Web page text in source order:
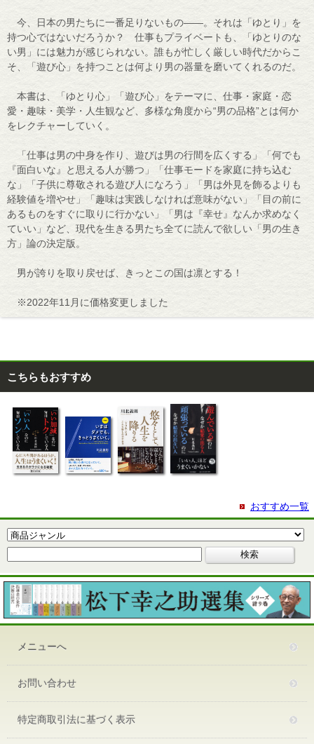
今、日本の男たちに一番足りないもの――。それは「ゆとり」を
持つ心ではないだろうか？ 仕事もプライベートも、「ゆとりのな
い男」には魅力が感じられない。誰もが忙しく厳しい時代だからこ
そ、「遊び心」を持つことは何より男の器量を磨いてくれるのだ。
本書は、「ゆとり心」「遊び心」をテーマに、仕事・家庭・恋
愛・趣味・美学・人生観など、多様な角度から“男の品格”とは何か
をレクチャーしていく。
「仕事は男の中身を作り、遊びは男の行間を広くする」「何でも
『面白いな』と思える人が勝つ」「仕事モードを家庭に持ち込む
な」「子供に尊敬される遊び人になろう」「男は外見を飾るよりも
経験値を増やせ」「趣味は実践しなければ意味がない」「目の前に
あるものをすぐに取りに行かない」「男は『幸せ』なんか求めなく
ていい」など、現代を生きる男たち全てに読んで欲しい「男の生き
方」論の決定版。
男が誇りを取り戻せば、きっとこの国は凛とする！
※2022年11月に価格変更しました
こちらもおすすめ
おすすめ一覧
メニューへ
お問い合わせ
特定商取引法に基づく表示